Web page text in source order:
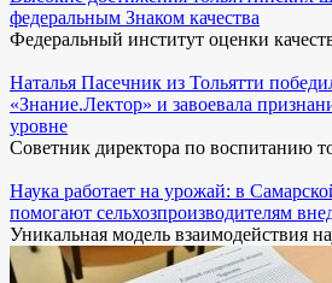
федеральным Знаком качества
Федеральный институт оценки
Наталья Пасечник из Тольятти
«Знание.Лектор» и завоевала
уровне
Советник директора по воспитанию
Наука работает на урожай: в
помогают сельхозпроизводителям
Уникальная модель взаимодействия